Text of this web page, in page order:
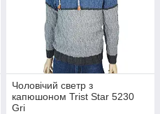
Чоловічий светр з
капюшоном Trist Star 5230
Gri